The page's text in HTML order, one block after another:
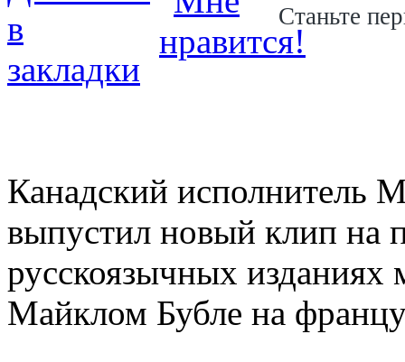
Станьте
Канадский исполнитель
выпустил новый клип на
русскоязычных
Майклом Бубле на